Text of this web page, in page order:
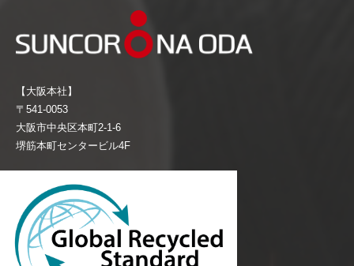
【大阪本社】
〒541-0053
大阪市中央区本町2-1-6
堺筋本町センタービル4F